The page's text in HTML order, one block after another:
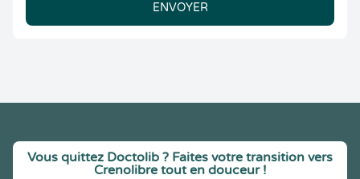
ENVOYER
Vous quittez Doctolib ? Faites votre transition vers
Crenolibre tout en douceur !